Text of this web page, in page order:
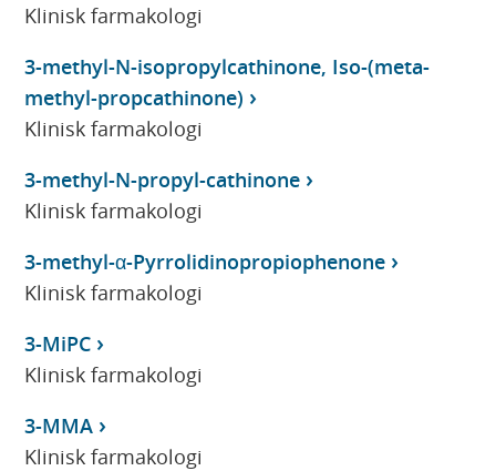
Klinisk farmakologi
3-methyl-N-isopropylcathinone, Iso-(meta-
methyl-propcathinone)
Klinisk farmakologi
3-methyl-N-propyl-cathinone
Klinisk farmakologi
3-methyl-α-Pyrrolidinopropiophenone
Klinisk farmakologi
3-MiPC
Klinisk farmakologi
3-MMA
Klinisk farmakologi